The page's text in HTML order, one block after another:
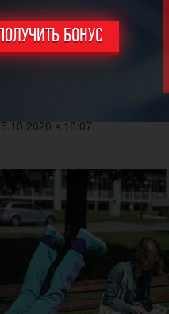
БОНУС
снова опустился
в 10:07.